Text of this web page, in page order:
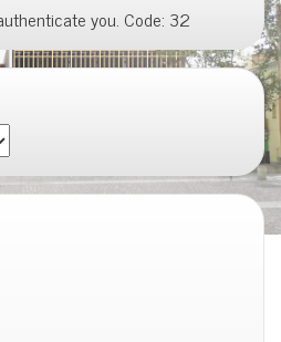
you. Code: 32